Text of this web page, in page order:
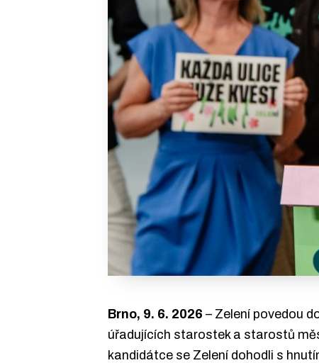
Brno, 9. 6. 2026 – Zelení povedou
úřadujících starostek a starostů
kandidátce se Zelení dohodli s